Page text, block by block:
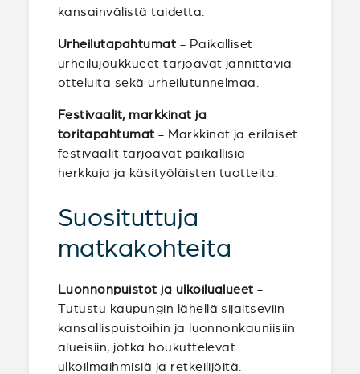
kansainvälistä taidetta.
Urheilutapahtumat - Paikalliset
urheilujoukkueet tarjoavat jännittäviä
otteluita sekä urheilutunnelmaa.
Festivaalit, markkinat ja
toritapahtumat - Markkinat ja erilaiset
festivaalit tarjoavat paikallisia
herkkuja ja käsityöläisten tuotteita.
Suosituttuja
matkakohteita
Luonnonpuistot ja ulkoilualueet -
Tutustu kaupungin lähellä sijaitseviin
kansallispuistoihin ja luonnonkauniisiin
alueisiin, jotka houkuttelevat
ulkoilmaihmisiä ja retkeilijöitä.